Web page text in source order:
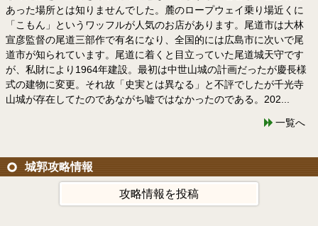
あった場所とは知りませんでした。麓のロープウェイ乗り場近くに
「こもん」というワッフルが人気のお店があります。尾道市は大林
宣彦監督の尾道三部作で有名になり、全国的には広島市に次いで尾
道市が知られています。尾道に着くと目立っていた尾道城天守です
が、私財により1964年建設。最初は中世山城の計画だったが慶長様
式の建物に変更。それ故「史実とは異なる」と不評でしたが千光寺
山城が存在してたのであながち嘘ではなかったのである。202...
一覧へ
城郭攻略情報
攻略情報を投稿